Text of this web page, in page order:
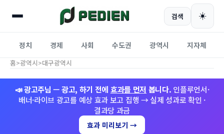
검색 ☀️
정치 경제 사회 수도권 광역시 지자체
홈>광역시>대구광역시
📣 광고주님 — 광고, 하기 전에 효과를 먼저 봅니다. 인플루언서·
배너·라이브 광고를 예상 효과 보고 집행 → 실제 성과로 확인 ·
결과당 과금
효과 미리보기 →